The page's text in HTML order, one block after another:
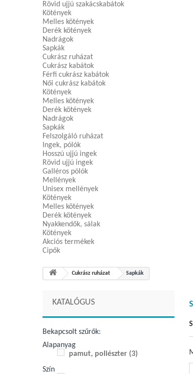
Rövid ujjú szakácskabátok
Kötények
Melles kötények
Derék kötények
Nadrágok
Sapkák
Cukrász ruházat
Cukrász kabátok
Férfi cukrász kabátok
Női cukrász kabátok
Kötények
Melles kötények
Derék kötények
Nadrágok
Sapkák
Felszolgáló ruházat
Ingek, pólók
Hosszú ujjú ingek
Rövid ujjú ingek
Galléros pólók
Mellények
Unisex mellények
Kötények
Melles kötények
Derék kötények
Nyakkendők, sálak
Kötények
Akciós termékek
Cipők
Cukrász ruházat Sapkák
KATALÓGUS
Bekapcsolt szűrők:
Alapanyag
pamut, poliészter (3)
Szín